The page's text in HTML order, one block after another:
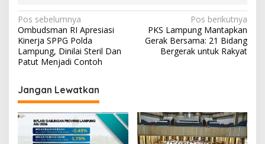
N
a
v
g
a
s
Pos sebelumnya
Ombudsman RI Apresiasi
Kinerja SPPG Polda
Lampung, Dinilai Steril Dan
Patut Menjadi Contoh
Pos berikutnya
PKS Lampung Mantapkan
Gerak Bersama: 21 Bidang
Bergerak untuk Rakyat
Jangan Lewatkan